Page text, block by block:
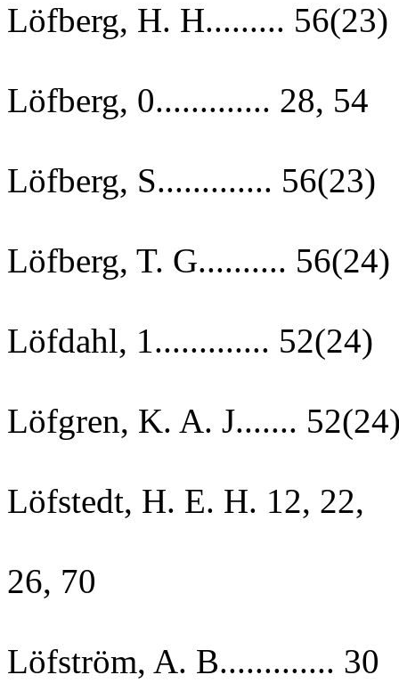
Löfberg, H. H......... 56(23)
Löfberg, 0............. 28, 54
Löfberg, S............. 56(23)
Löfberg, T. G.......... 56(24)
Löfdahl, 1............. 52(24)
Löfgren, K. A. J.......
Löfstedt, H. E. H. 12, 22,
26, 70
Löfström, A. B............. 30